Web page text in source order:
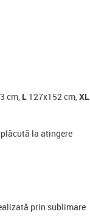
cm, L 127x152 cm, XL
plăcută la atingere
prin sublimare